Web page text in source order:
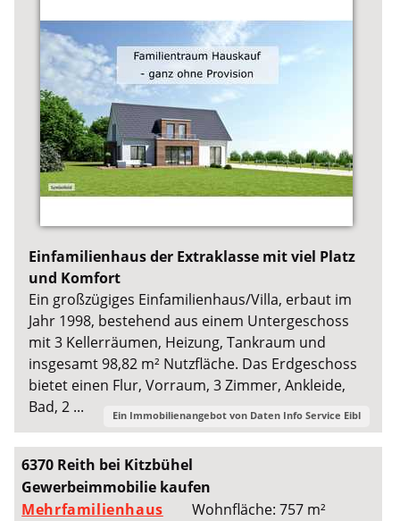
Einfamilienhaus der Extraklasse mit viel Platz
und Komfort
Ein großzügiges Einfamilienhaus/Villa, erbaut im
Jahr 1998, bestehend aus einem Untergeschoss
mit 3 Kellerräumen, Heizung, Tankraum und
insgesamt 98,82 m² Nutzfläche. Das Erdgeschoss
bietet einen Flur, Vorraum, 3 Zimmer, Ankleide,
Bad, 2 ...
Ein Immobilienangebot von Daten Info Service Eibl
6370 Reith bei Kitzbühel
Gewerbeimmobilie kaufen
Mehrfamilienhaus
Wohnfläche: 757 m²